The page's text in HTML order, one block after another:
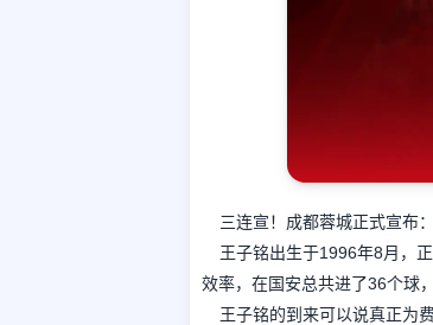
三连宣！成都蓉城正式宣布
王子铭出生于1996年8月，
效率，在国安总共进了36个球
王子铭的到来可以说真正为